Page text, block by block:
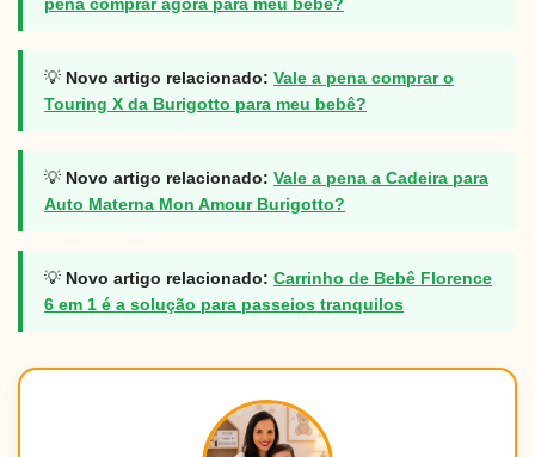
pena comprar agora para meu bebê?
💡 Novo artigo relacionado: Vale a pena comprar o
Touring X da Burigotto para meu bebê?
💡 Novo artigo relacionado: Vale a pena a Cadeira para
Auto Materna Mon Amour Burigotto?
💡 Novo artigo relacionado: Carrinho de Bebê Florence
6 em 1 é a solução para passeios tranquilos